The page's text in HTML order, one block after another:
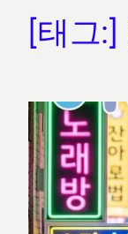
[태그:]